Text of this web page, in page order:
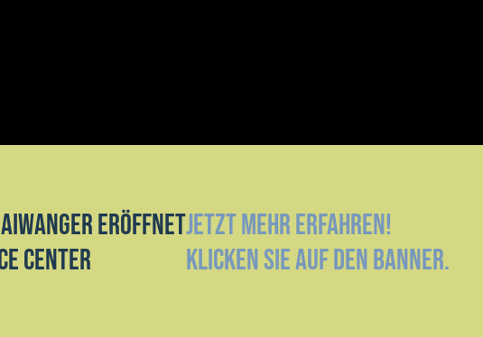
eröffnet
Center
Jetzt mehr erfahren!
Klicken Sie auf den Banner.